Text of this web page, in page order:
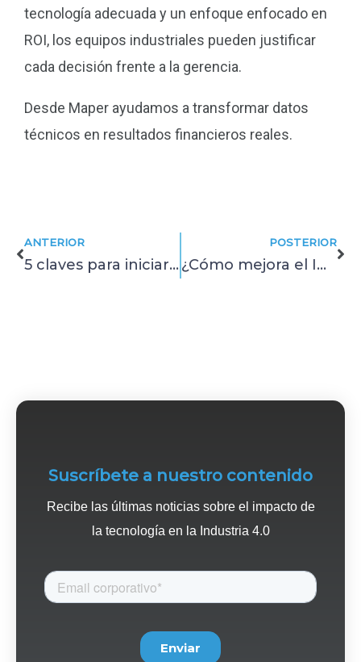
tecnología adecuada y un enfoque enfocado en
ROI, los equipos industriales pueden justificar
cada decisión frente a la gerencia.
Desde Maper ayudamos a transformar datos
técnicos en resultados financieros reales.
ANTERIOR
5 claves para iniciar la transformación digital en plantas industriales
POSTERIOR
¿Cómo mejora el IOT la eficiencia en la industria?
Suscríbete a nuestro contenido
Recibe las últimas noticias sobre el impacto de
la tecnología en la Industria 4.0